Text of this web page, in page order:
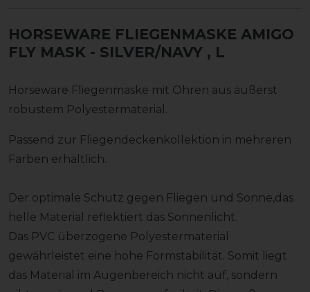
HORSEWARE FLIEGENMASKE AMIGO
FLY MASK - SILVER/NAVY , L
Horseware Fliegenmaske mit Ohren aus äußerst
robustem Polyestermaterial.
Passend zur Fliegendeckenkollektion in mehreren
Farben erhältlich.
Der optimale Schutz gegen Fliegen und Sonne,das
helle Material reflektiert das Sonnenlicht.
Das PVC überzogene Polyestermaterial
gewährleistet eine hohe Formstabilität. Somit liegt
das Material im Augenbereich nicht auf, sondern